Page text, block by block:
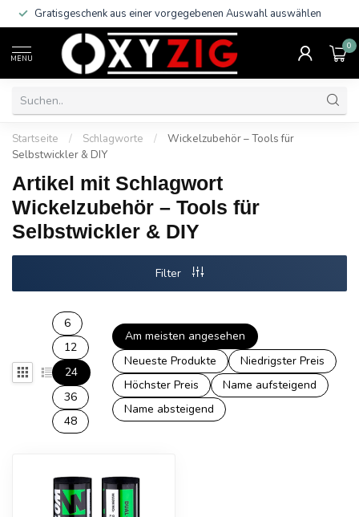
Gratisgeschenk aus einer vorgegebenen Auswahl auswählen
MENU
0
Startseite / Schlagworte /
Wickelzubehör – Tools für
Selbstwickler & DIY
Artikel mit Schlagwort
Wickelzubehör – Tools für
Selbstwickler & DIY
Filter
6
12
24
36
48
Am meisten angesehen
Neueste Produkte
Niedrigster Preis
Höchster Preis
Name aufsteigend
Name absteigend